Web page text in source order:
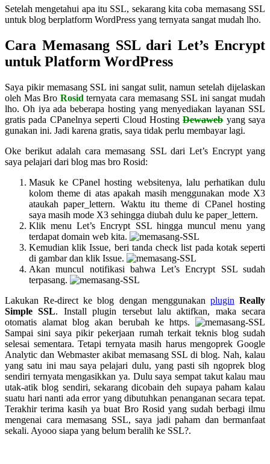
Setelah mengetahui apa itu SSL, sekarang kita coba memasang SSL
untuk blog berplatform WordPress yang ternyata sangat mudah lho.
Cara Memasang SSL dari Let’s Encrypt
untuk Platform WordPress
Saya pikir memasang SSL ini sangat sulit, namun setelah dijelaskan
oleh Mas Bro Rosid ternyata cara memasang SSL ini sangat mudah
lho. Oh iya ada beberapa hosting yang menyediakan layanan SSL
gratis pada CPanelnya seperti Cloud HostingDewawebyang saya
gunakan ini. Jadi karena gratis, saya tidak perlu membayar lagi.
Oke berikut adalah cara memasang SSL dari Let’s Encrypt yang
saya pelajari dari blog mas bro Rosid:
Masuk ke CPanel hosting websitenya, lalu perhatikan dulu
kolom theme di atas apakah masih menggunakan mode X3
ataukah paper_lettern. Waktu itu theme di CPanel hosting
saya masih mode X3 sehingga diubah dulu ke paper_lettern.
Klik menu Let’s Encrypt SSL hingga muncul menu yang
terdapat domain web kita.
Kemudian klik Issue, beri tanda check list pada kotak seperti
di gambar dan klik Issue.
Akan muncul notifikasi bahwa Let’s Encrypt SSL sudah
terpasang.
Lakukan Re-direct ke blog dengan menggunakan plugin Really
Simple SSL. Install plugin tersebut lalu aktifkan, maka secara
otomatis alamat blog akan berubah ke https.
Sampai sini saya pikir pekerjaan rumah terkait teknis blog sudah
selesai sementara. Tetapi ternyata masih harus mengoprek Google
Analytic dan Webmaster akibat memasang SSL di blog. Nah, kalau
yang satu ini mau saya pelajari dulu, yang pasti sih ngoprek blog
sendiri ternyata mengasikkan ya. Dulu saya sempat takut kalau mau
utak-atik blog sendiri, sekarang dicobain deh supaya paham kalau
suatu hari nanti ada error yang dibutuhkan penanganan secara tepat.
Terakhir terima kasih ya buat Bro Rosid yang sudah berbagi ilmu
mengenai cara memasang SSL, saya jadi paham dan bermanfaat
sekali. Ayooo siapa yang belum beralih ke SSL?.